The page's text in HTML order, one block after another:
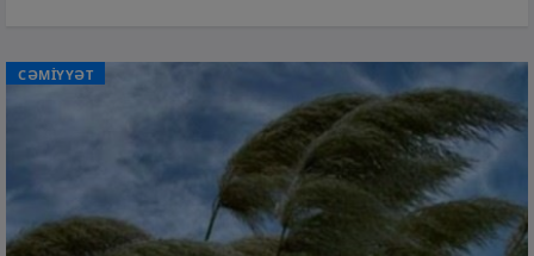
CƏMİYYƏT